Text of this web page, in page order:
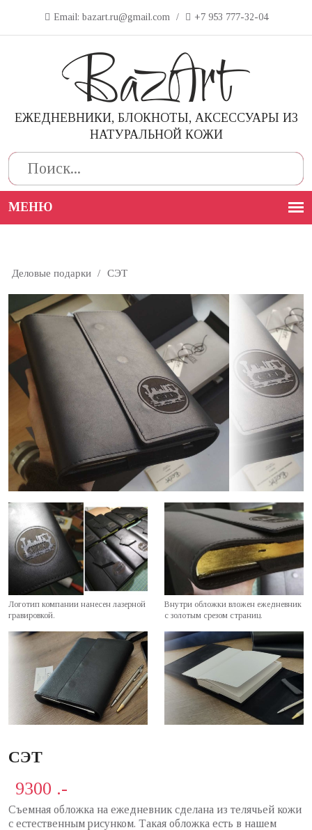
Email: bazart.ru@gmail.com / +7 953 777-32-04
ЕЖЕДНЕВНИКИ, БЛОКНОТЫ, АКСЕССУАРЫ ИЗ
НАТУРАЛЬНОЙ КОЖИ
Поиск
Деловые подарки / СЭТ
Логотип компании нанесен лазерной
гравировкой.
Внутри обложки вложен ежедневник
с золотым срезом страниц.
СЭТ
9300 .-
Съемная обложка на ежедневник сделана из телячьей кожи
с естественным рисунком. Такая обложка есть в нашем